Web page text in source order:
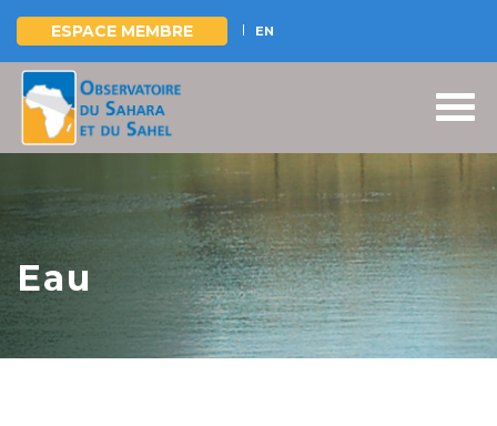
Aller
contenu
principal
ESPACE MEMBRE EN
Eau